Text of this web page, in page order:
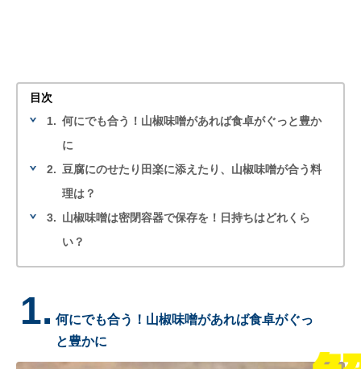
目次
1. 何にでも合う！山椒味噌があれば食卓がぐっと豊か
に
2. 豆腐にのせたり田楽に添えたり、山椒味噌が合う料
理は？
3. 山椒味噌は密閉容器で保存を！日持ちはどれくら
い？
1. 何にでも合う！山椒味噌があれば食卓がぐっ
と豊かに